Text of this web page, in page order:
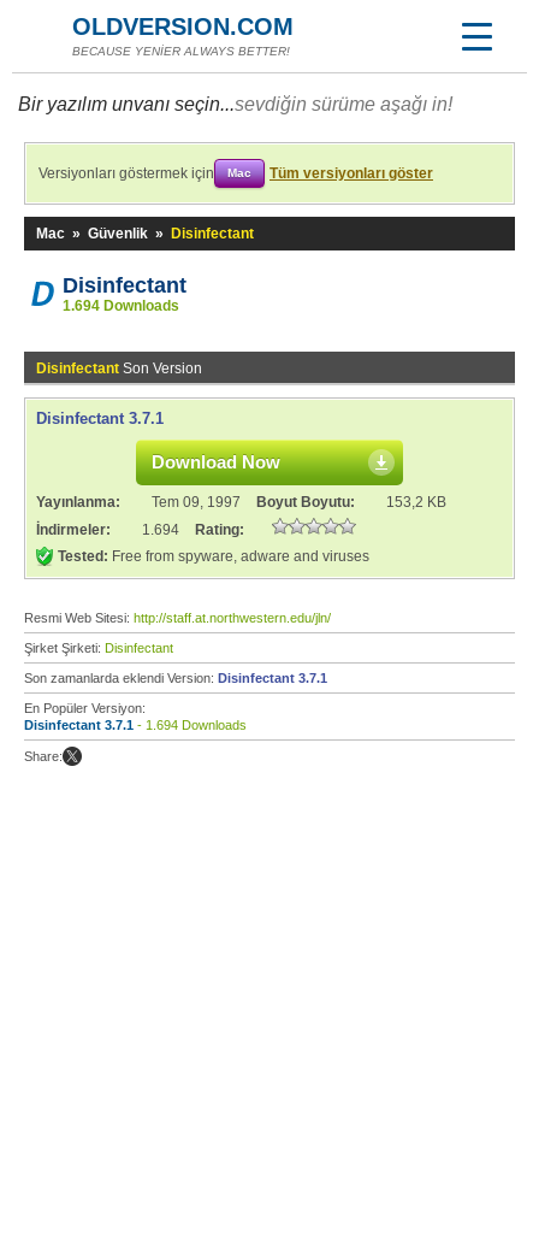
OLDVERSION.COM
BECAUSE YENİER ALWAYS BETTER!
Bir yazılım unvanı seçin...sevdiğin sürüme aşağı in!
Versiyonları göstermek için Mac Tüm versiyonları göster
Mac » Güvenlik » Disinfectant
Disinfectant
1.694 Downloads
Disinfectant Son Version
Disinfectant 3.7.1
Download Now
Yayınlanma: Tem 09, 1997 Boyut Boyutu:
153,2 KB
İndirmeler:
1.694
Rating:
Tested: Free from spyware, adware and viruses
Resmi Web Sitesi: http://staff.at.northwestern.edu/jln/
Şirket Şirketi: Disinfectant
Son zamanlarda eklendi Version: Disinfectant 3.7.1
En Popüler Versiyon:
Disinfectant 3.7.1 - 1.694 Downloads
Share: